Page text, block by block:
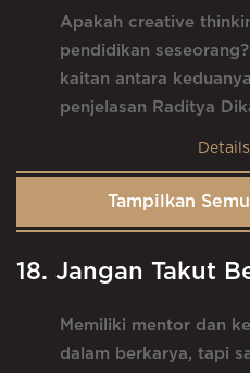
Apakah creative
pendidikan
kaitan antara
penjelasan Raditya
Tampilkan
18. Jangan Takut
Memiliki mentor dan
dalam berkarya, tapi